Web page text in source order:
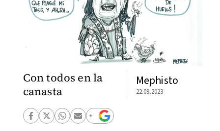
Con todos en la
canasta
Mephisto
22.09.2023